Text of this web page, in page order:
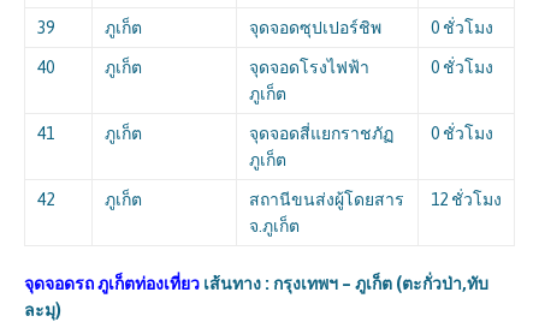
39 ภูเก็ต จุดจอดซุปเปอร์ชิพ 0 ชั่วโมง
40 ภูเก็ต
จุดจอดโรงไฟฟ้า
ภูเก็ต
0 ชั่วโมง
41 ภูเก็ต
จุดจอดสี่แยกราชภัฏ
ภูเก็ต
0 ชั่วโมง
42 ภูเก็ต
สถานีขนส่งผู้โดยสาร
จ.ภูเก็ต
12 ชั่วโมง
จุดจอดรถ ภูเก็ตท่องเที่ยว เส้นทาง : กรุงเทพฯ – ภูเก็ต (ตะกั่วป่า,ทับ
ละมุ)